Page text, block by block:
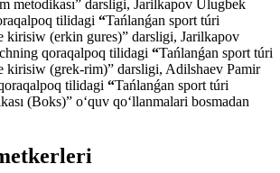
metodikası” darsligi, Jarilkapov Ulugbek
tilidagi “Tańlanǵan sport túri
kirisiw (erkin gures)” darsligi, Jarilkapov
qoraqalpoq tilidagi “Tańlanǵan sport túri
kirisiw (grek-rim)” darsligi, Adilshaev Pamir
tilidagi “Tańlanǵan sport túri
(Boks)” o‘quv qo‘llanmalari bosmadan